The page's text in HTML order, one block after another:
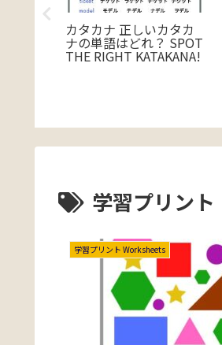
作・型 カタカナ 正しいカタカ
ナの単語はどれ？ SPOT
THE RIGHT KATAKANA!
学習プリント
学習プリント Worksheets